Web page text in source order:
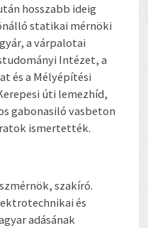
hosszabb ideig
statikai mérnöki
a várpalotai
Intézet, a
és a Mélyépítési
úti lemezhíd,
gabonasiló vasbeton
ismertették.
szakíró.
és
adásának